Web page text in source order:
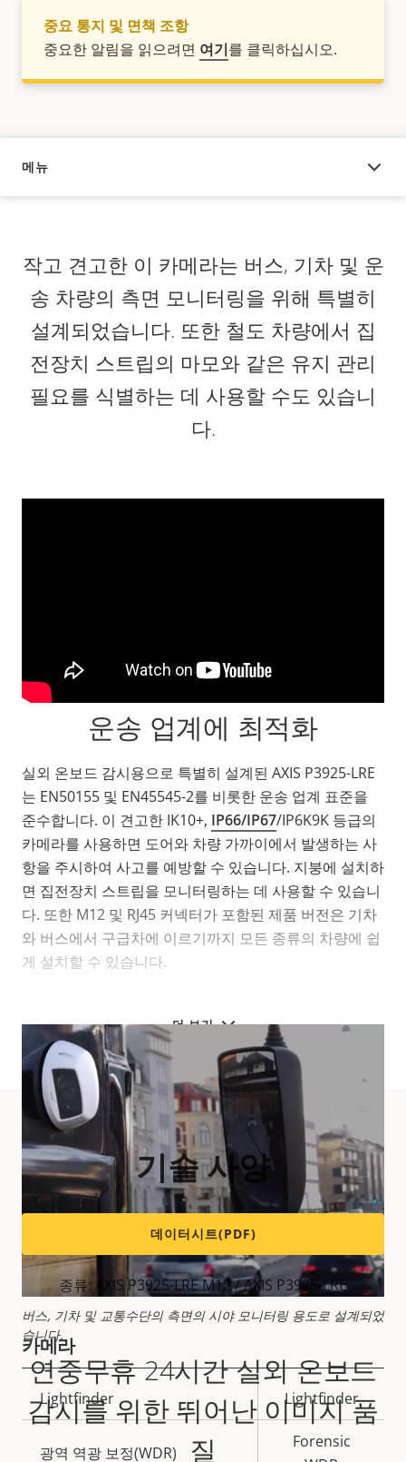
중요 통지 및 면책 조항
중요한 알림을 읽으려면 여기를 클릭하십시오.
메뉴
오버뷰
더 보기
작고 견고한 이 카메라는 버스, 기차 및 운
송 차량의 측면 모니터링을 위해 특별히
설계되었습니다. 또한 철도 차량에서 집
전장치 스트립의 마모와 같은 유지 관리
필요를 식별하는 데 사용할 수도 있습니
다.
운송 업계에 최적화
실외 온보드 감시용으로 특별히 설계된 AXIS P3925-LRE
는 EN50155 및 EN45545-2를 비롯한 운송 업계 표준을
준수합니다. 이 견고한 IK10+, IP66/IP67/IP6K9K 등급의
카메라를 사용하면 도어와 차량 가까이에서 발생하는 사
항을 주시하여 사고를 예방할 수 있습니다. 지붕에 설치하
면 집전장치 스트립을 모니터링하는 데 사용할 수 있습니
다. 또한 M12 및 RJ45 커넥터가 포함된 제품 버전은 기차
와 버스에서 구급차에 이르기까지 모든 종류의 차량에 쉽
게 설치할 수 있습니다.
버스, 기차 및 교통수단의 측면의 시야 모니터링 용도로 설계되었
습니다.
연중무휴 24시간 실외 온보드
감시를 위한 뛰어난 이미지 품
질
기술 사양
데이터시트(PDF)
종류: AXIS P3925-LRE M12 / AXIS P3925-LRE
카메라
속
성
설
속
값
Lightfinder Lightfinder
광역 역광 보정(WDR)
Forensic